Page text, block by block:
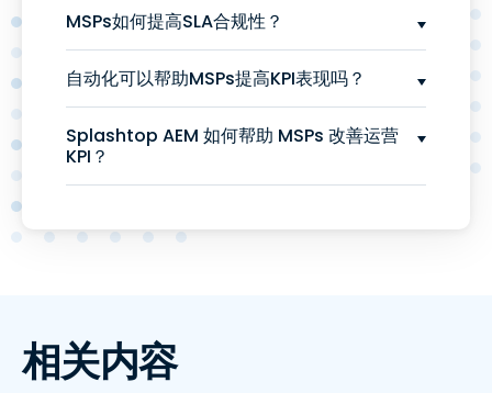
MSPs如何提高SLA合规性？
自动化可以帮助MSPs提高KPI表现吗？
Splashtop AEM 如何帮助 MSPs 改善运营
KPI？
相关内容